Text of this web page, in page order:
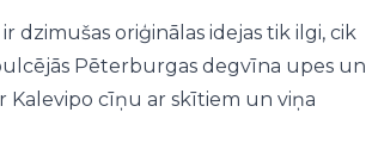
dzimušas oriģinālas idejas tik ilgi, cik
Pēterburgas degvīna upes un
Kalevipo cīņu ar skītiem un viņa